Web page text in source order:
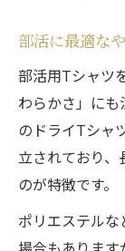
部活に最適な
部活用Tシャツ
わらかさ」に
のドライTシャ
立されており
のが特徴です。
ポリエステル